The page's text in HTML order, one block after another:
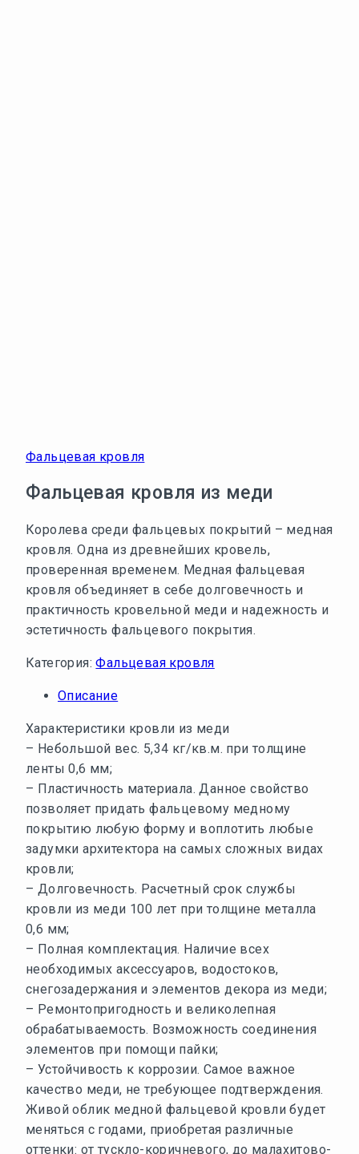
Фальцевая кровля
Фальцевая кровля из меди
Королева среди фальцевых покрытий – медная
кровля. Одна из древнейших кровель,
проверенная временем. Медная фальцевая
кровля объединяет в себе долговечность и
практичность кровельной меди и надежность и
эстетичность фальцевого покрытия.
Категория:Фальцевая кровля
Описание
Характеристики кровли из меди
– Небольшой вес. 5,34 кг/кв.м. при толщине
ленты 0,6 мм;
– Пластичность материала. Данное свойство
позволяет придать фальцевому медному
покрытию любую форму и воплотить любые
задумки архитектора на самых сложных видах
кровли;
– Долговечность. Расчетный срок службы
кровли из меди 100 лет при толщине металла
0,6 мм;
– Полная комплектация. Наличие всех
необходимых аксессуаров, водостоков,
снегозадержания и элементов декора из меди;
– Ремонтопригодность и великолепная
обрабатываемость. Возможность соединения
элементов при помощи пайки;
– Устойчивость к коррозии. Самое важное
качество меди, не требующее подтверждения.
Живой облик медной фальцевой кровли будет
меняться с годами, приобретая различные
оттенки: от тускло-коричневого, до малахитово-